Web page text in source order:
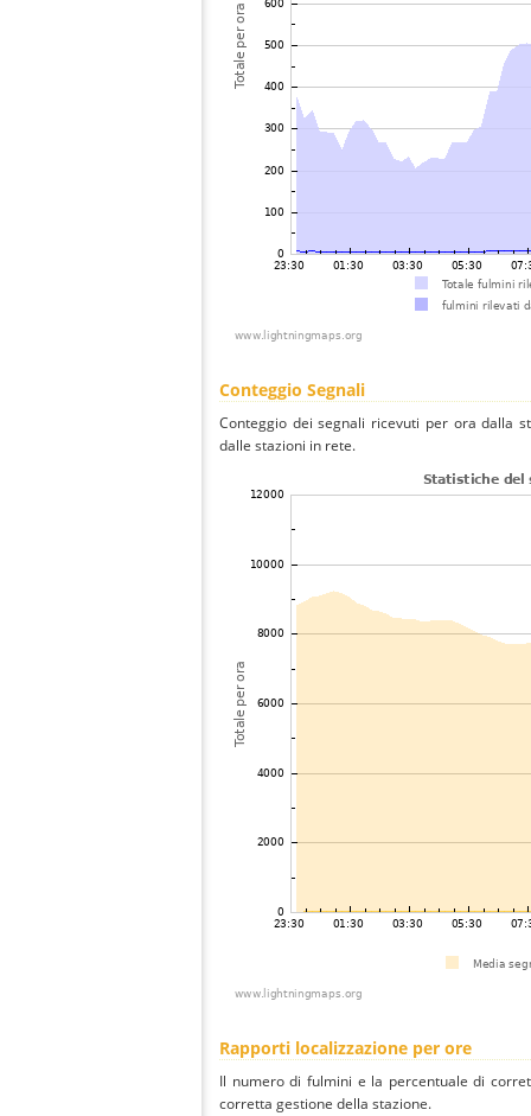
Conteggio Segnali
Conteggio dei segnali ricevuti per ora dalla
dalle stazioni in rete.
Rapporti localizzazione per ore
Il numero di fulmini e la percentuale di
corretta gestione della stazione.